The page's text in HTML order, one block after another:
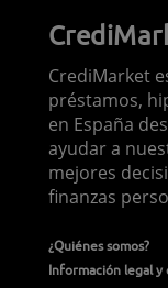
CrediMarket
préstamos,
en España
ayudar a
mejores
finanzas
¿Quiénes somos?
Información legal y